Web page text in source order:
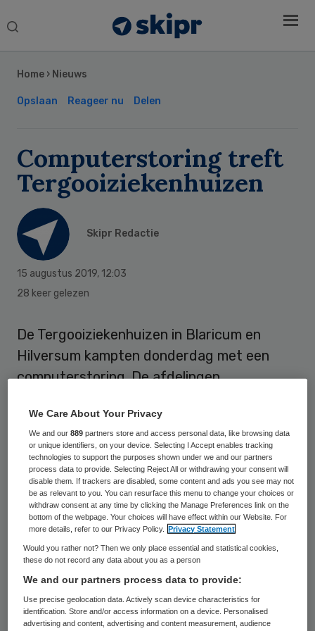
Search
Home › Nieuws
Opslaan Reageer nu Delen
Computerstoring treft
Tergooiziekenhuizen
Skipr Redactie
15 augustus 2019, 12:03
28 keer gelezen
De Tergooiziekenhuizen in Blaricum en
Hilversum kampten donderdag met een
computerstoring. De afdelingen
de afdelingen eerste hulp en verloskunde in
Blaricum moesten sluiten. In de loop van de
dag was de storing verholpen.
De netwerkstoring manifesteerde zich al
rond middernacht. Computers konden
donderdag niet worden opgestart,
waardoor er problemen ontstonden met de
administratie. De veiligheid van zorg was
niet in gevaar, aldus de site van de
ziekenhuizen. Donderdagochtend werd
Sidebar
We Care About Your Privacy
We and our889 partners store and access personal data, like browsing data
or unique identifiers, on your device. Selecting I Accept enables tracking
technologies to support the purposes shown under we and our partners
process data to provide. Selecting Reject All or withdrawing your consent will
disable them. If trackers are disabled, some content and ads you see may not
be as relevant to you. You can resurface this menu to change your choices or
withdraw consent at any time by clicking the Manage Preferences link on the
bottom of the webpage. Your choices will have effect within our Website. For
more details, refer to our Privacy Policy.
Privacy Statement
Would you rather not? Then we only place essential and statistical cookies,
these do not record any data about you as a person
We and our partners process data to provide:
Use precise geolocation data. Actively scan device characteristics for
identification. Store and/or access information on a device. Personalised
advertising and content, advertising and content measurement, audience